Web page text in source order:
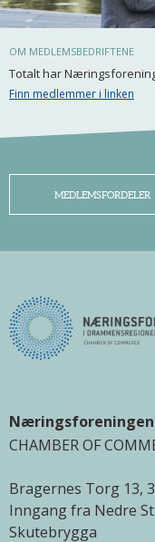
OM MEDLEMSBEDRIFTENE
Totalt har
Finn medlemmer i linken
MEDLEMSFORDELER
CHAMBER OF
Bragernes Torg 13,
Inngang fra Nedre
Skutebrygga